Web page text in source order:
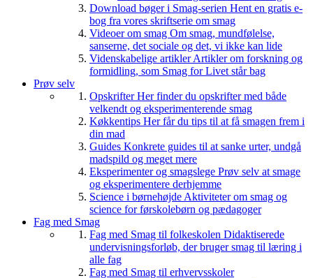
Download bøger i Smag-serien Hent en gratis e-
bog fra vores skriftserie om smag
Videoer om smag Om smag, mundfølelse,
sanserne, det sociale og det, vi ikke kan lide
Videnskabelige artiklerArtikler om forskning og
formidling, som Smag for Livet står bag
Prøv selv
OpskrifterHer finder du opskrifter med både
velkendt og eksperimenterende smag
Køkkentips Her får du tips til at få smagen frem i
din mad
Guides Konkrete guides til at sanke urter, undgå
madspild og meget mere
Eksperimenter og smagslege Prøv selv at smage
og eksperimentere derhjemme
Science i børnehøjde Aktiviteter om smag og
science for førskolebørn og pædagoger
Fag med Smag
Fag med Smag til folkeskolen Didaktiserede
undervisningsforløb, der bruger smag til læring i
alle fag
Fag med Smag til erhvervsskoler